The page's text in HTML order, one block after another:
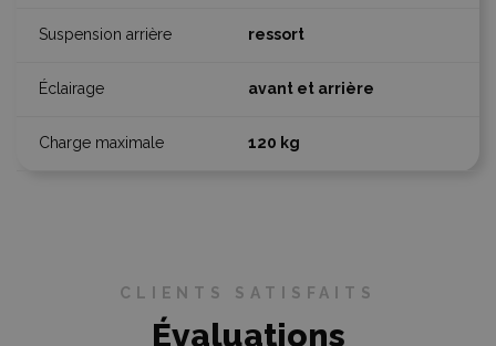
ressort
avant et arrière
120 kg
CLIENTS SATISFAITS
Évaluations